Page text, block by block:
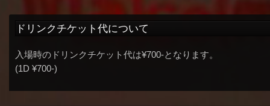
ドリンクチケット代について
入場時のドリンクチケット代は¥700-となります。
(1D ¥700-)